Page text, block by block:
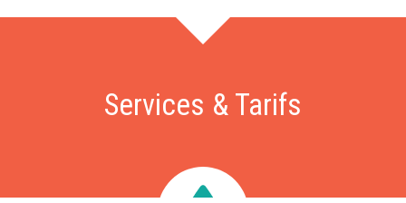
Services & Tarifs